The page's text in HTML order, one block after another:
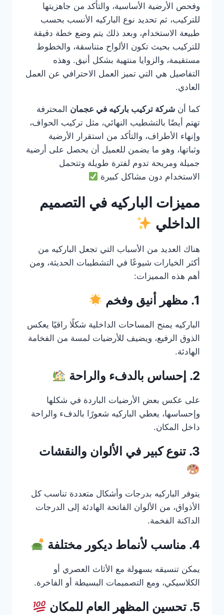
وفحص الأرضية الأساسية، والتأكد من جاهزيتها
للتركيب، ثم تحديد نوع الباركيه الأنسب بحسب
طبيعة الاستخدام، وبعد ذلك يتم وضع خطة دقيقة
للتركيب بحيث تكون الألواح متناسقة، والخطوط
مستقيمة، والزوايا منتهية بشكل أنيق. وهذه
التفاصيل هي التي تميز العمل الاحترافي عن العمل
العادي.
كما أن شركة تركيب باركيه في عجمان المحترفة
تهتم أيضًا بالتشطيب النهائي، مثل تركيب الحواف،
وإنهاء الأطراف، والتأكد من استقرار الأرضية
وثباتها، وهو ما يضمن للعميل أن يحصل على أرضية
جميلة ومريحة تدوم لفترة طويلة وتتحمل
الاستخدام دون مشاكل كبيرة
مميزات الباركيه في التصميم
الداخلي
هناك العديد من الأسباب التي تجعل الباركيه من
أكثر الخيارات شيوعًا في التشطيبات الحديثة، ومن
أهم هذه المميزات:
1. مظهر أنيق وفخم
الباركيه يمنح المساحات الداخلية شكلًا راقيًا يعكس
الذوق الرفيع، ويضيف للأرضيات لمسة من الفخامة
الهادئة.
2. إحساس بالدفء والراحة
على عكس بعض الأرضيات الباردة في شكلها
وإحساسها، يعطي الباركيه شعورًا بالدفء والراحة
داخل المكان.
3. تنوع كبير في الألوان والنقشات
يتوفر الباركيه بدرجات وأشكال متعددة تناسب كل
الأذواق، من الألوان الفاتحة الهادئة إلى الدرجات
الداكنة الفخمة.
4. مناسب لأنماط ديكور مختلفة
يمكن تنسيقه بسهولة مع الأثاث العصري أو
الكلاسيكي، ومع التصميمات البسيطة أو الفاخرة.
5. تحسين المظهر العام للمكان